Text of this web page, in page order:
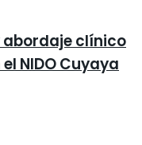
clínico
NIDO Cuyaya